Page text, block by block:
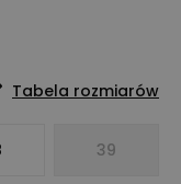
Tabela rozmiarów
39